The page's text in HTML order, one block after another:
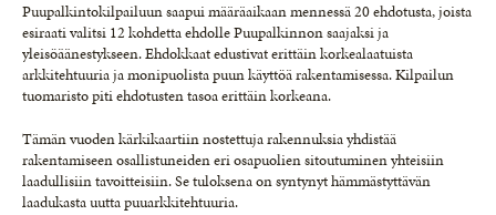
Puupalkintokilpailuun saapui määräaikaan mennessä 20 ehdotusta, joista
esiraati valitsi 12 kohdetta ehdolle Puupalkinnon saajaksi ja
yleisöäänestykseen. Ehdokkaat edustivat erittäin korkealaatuista
arkkitehtuuria ja monipuolista puun käyttöä rakentamisessa. Kilpailun
tuomaristo piti ehdotusten tasoa erittäin korkeana.
Tämän vuoden kärkikaartiin nostettuja rakennuksia yhdistää
rakentamiseen osallistuneiden eri osapuolien sitoutuminen yhteisiin
laadullisiin tavoitteisiin. Se tuloksena on syntynyt hämmästyttävän
laadukasta uutta puuarkkitehtuuria.